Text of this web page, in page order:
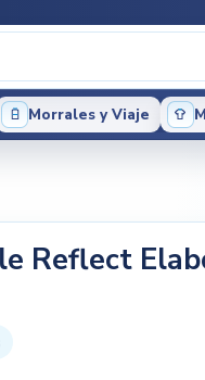
Morrales y Viaje
Reflect